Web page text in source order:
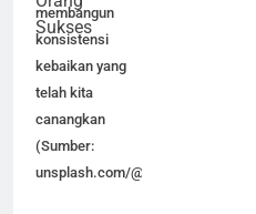
membangun
konsistensi
kebaikan yang
telah kita
canangkan
(Sumber:
unsplash.com/@goodfacesagency)